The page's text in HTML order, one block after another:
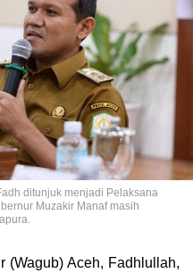
ditunjuk menjadi Pelaksana
Muzakir Manaf masih
(Wagub) Aceh, Fadhlullah,